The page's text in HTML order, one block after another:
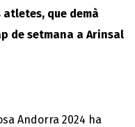
que demà
de setmana a Arinsal
Andorra 2024 ha